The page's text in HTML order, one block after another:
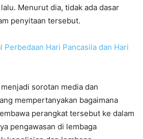
Menurut dia, tidak ada dasar
penyitaan tersebut.
Perbedaan Hari Pancasila dan Hari
sorotan media dan
mempertanyakan bagaimana
perangkat tersebut ke dalam
pengawasan di lembaga